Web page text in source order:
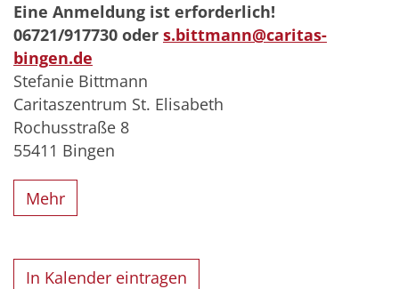
Eine Anmeldung ist erforderlich!
06721/917730 oder s.bittmann@caritas-
bingen.de
Stefanie Bittmann
Caritaszentrum St. Elisabeth
Rochusstraße 8
55411 Bingen
Mehr
In Kalender eintragen